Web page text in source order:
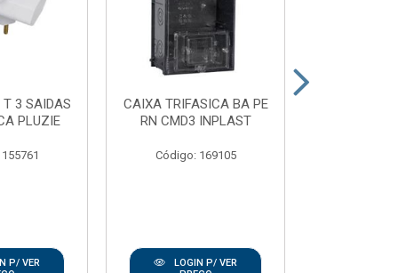
T 3 SAIDAS
PLUZIE
P/ VER
CAIXA TRIFASICA BA PE
RN CMD3 INPLAST
Código: 169105
LOGIN P/ VER